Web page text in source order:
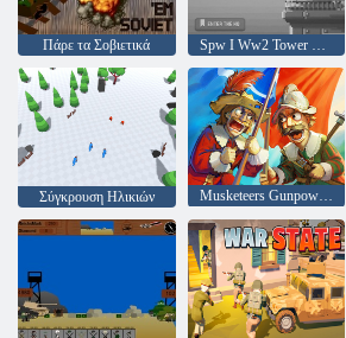
Πάρε τα Σοβιετικά
Σύγκρουση Ηλικιών Musketeers Gunpowder vs Steel